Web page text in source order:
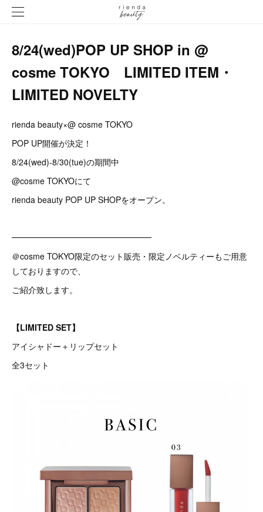
8/24(wed)POP UP SHOP in @
cosme TOKYO LIMITED ITEM・
LIMITED NOVELTY
rienda beauty×@ cosme TOKYO
POP UP開催が決定！
8/24(wed)-8/30(tue)の期間中
@cosme TOKYOにて
rienda beauty POP UP SHOPをオープン。
━━━━━━━━━━━━━━━━━
＠cosme TOKYO限定のセット販売・限定ノベルティーもご用意
しておりますので、
ご紹介致します。
【LIMITED SET】
アイシャドー＋リップセット
全3セット